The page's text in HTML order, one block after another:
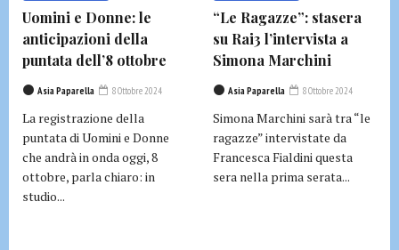
Uomini e Donne: le
anticipazioni della
puntata dell’8 ottobre
Asia Paparella 8 Ottobre 2024
La registrazione della
puntata di Uomini e Donne
che andrà in onda oggi, 8
ottobre, parla chiaro: in
studio...
“Le Ragazze”: stasera
su Rai3 l’intervista a
Simona Marchini
Asia Paparella 8 Ottobre 2024
Simona Marchini sarà tra “le
ragazze” intervistate da
Francesca Fialdini questa
sera nella prima serata...